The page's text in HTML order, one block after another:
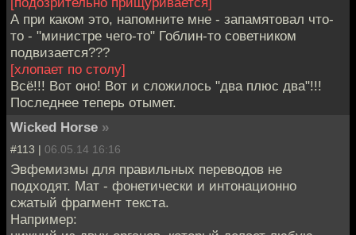
А при каком это, напомните мне - запамятовал что-
то - "министре чего-то" Гоблин-то советником
подвизается???
[хлопает по столу]
Всё!!! Вот оно! Вот и сложилось "два плюс два"!!!
Последнее теперь отымет.
Wicked Horse »
#113 | 06.05.14 16:16
Эвфемизмы для правильных переводов не
подходят. Мат - фонетически и интонационно
сжатый фрагмент текста.
Например: